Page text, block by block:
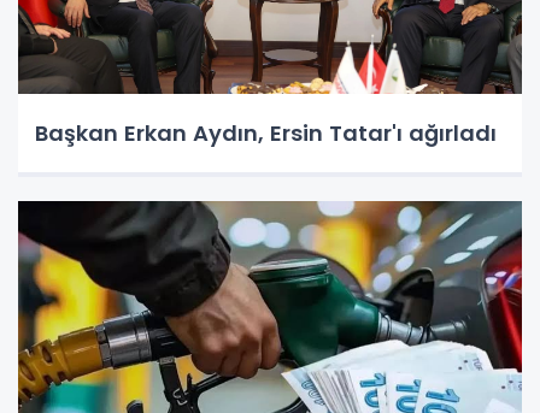
Başkan Erkan Aydın, Ersin Tatar'ı ağırladı